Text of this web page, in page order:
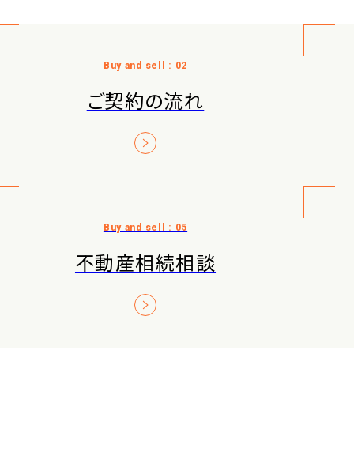
ご契約の流れ
不動産相続相談